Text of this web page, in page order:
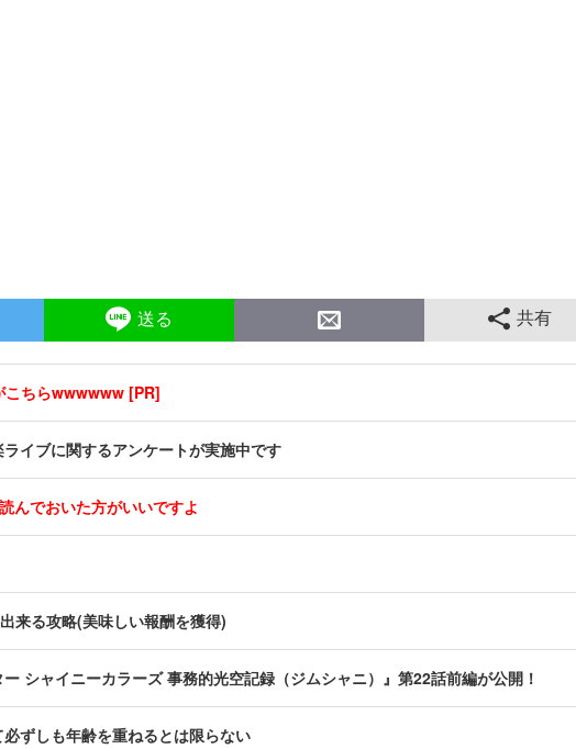
送る 共有
こちらwwwwww [PR]
イブに関するアンケートが実施中です
んでおいた方がいいですよ
来る攻略(美味しい報酬を獲得)
シャイニーカラーズ 事務的光空記録（ジムシャニ）』第22話前編が公開！
ずしも年齢を重ねるとは限らない